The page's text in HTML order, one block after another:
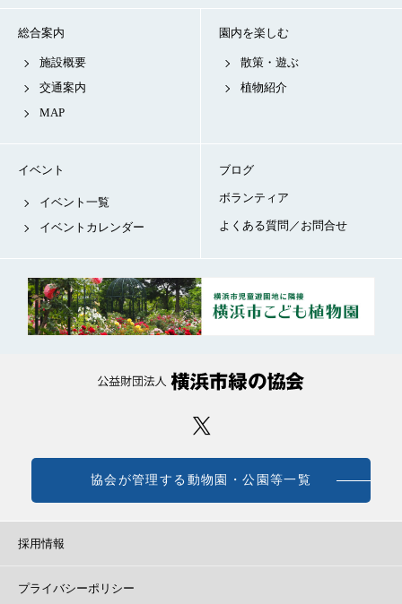
総合案内
施設概要
交通案内
MAP
園内を楽しむ
散策・遊ぶ
植物紹介
イベント
イベント一覧
イベントカレンダー
ブログ
ボランティア
よくある質問／お問合せ
協会が管理する動物園・公園等一覧
採用情報
プライバシーポリシー